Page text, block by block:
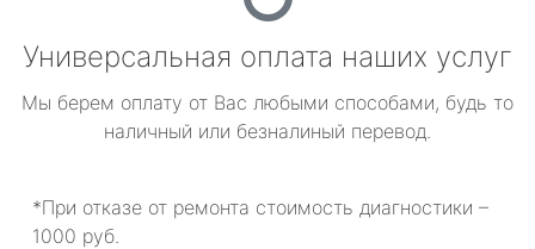
Универсальная оплата наших услуг
Мы берем оплату от Вас любыми способами, будь то
наличный или безналиный перевод.
*При отказе от ремонта стоимость диагностики –
1000 руб.